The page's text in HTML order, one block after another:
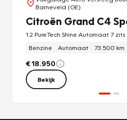
Barneveld (GE)
Citroën Grand C4
1.2 PureTech Shine Automaat 7 zits
Benzine
Automaat 73.500 km
€ 18.950
Bekijk